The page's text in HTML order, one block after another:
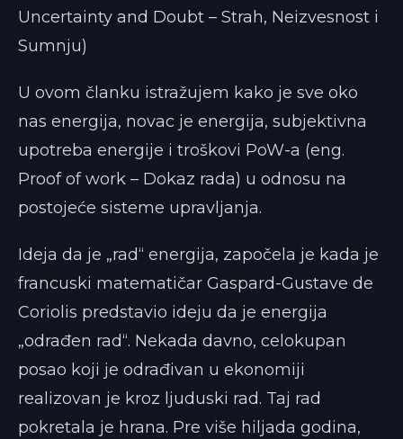
Uncertainty and Doubt – Strah, Neizvesnost i
Sumnju)
U ovom članku istražujem kako je sve oko
nas energija, novac je energija, subjektivna
upotreba energije i troškovi PoW-a (eng.
Proof of work – Dokaz rada) u odnosu na
postojeće sisteme upravljanja.
Ideja da je „rad“ energija, započela je kada je
francuski matematičar Gaspard-Gustave de
Coriolis predstavio ideju da je energija
„odrađen rad“. Nekada davno, celokupan
posao koji je odrađivan u ekonomiji
realizovan je kroz ljuduski rad. Taj rad
pokretala je hrana. Pre više hiljada godina,